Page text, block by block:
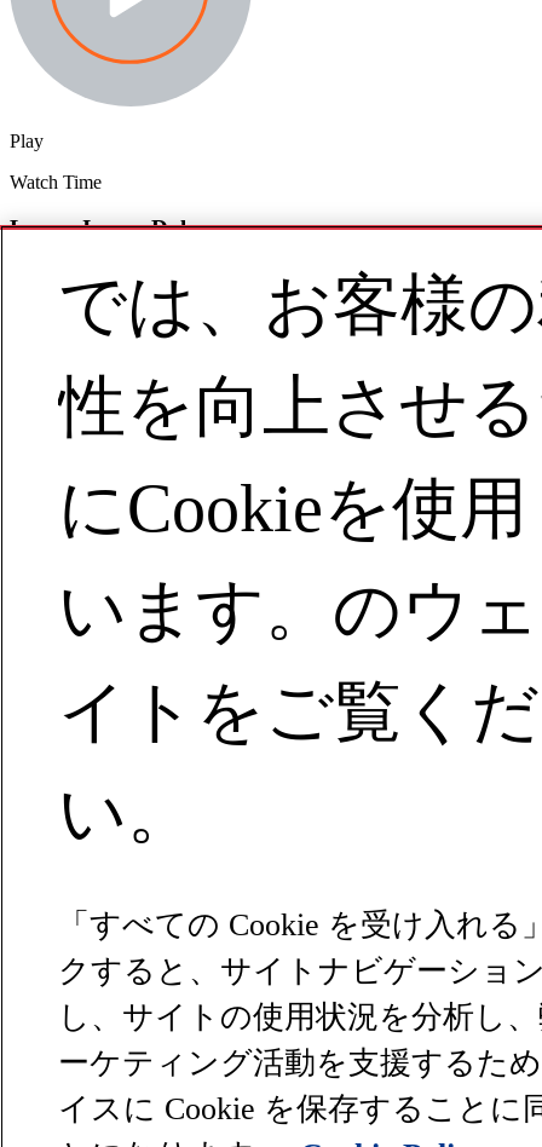
Play
Watch Time
Lorem Ipsum Dolor
Primary Featured Item
Primary Featured Item
では、お客様
性を向上させ
にCookieを使
います。のウ
イトをご覧く
い。
「すべての Cookie を受け入れる
クすると、サイトナビゲーショ
し、サイトの使用状況を分析し
ーケティング活動を支援するた
イスに Cookie を保存することに